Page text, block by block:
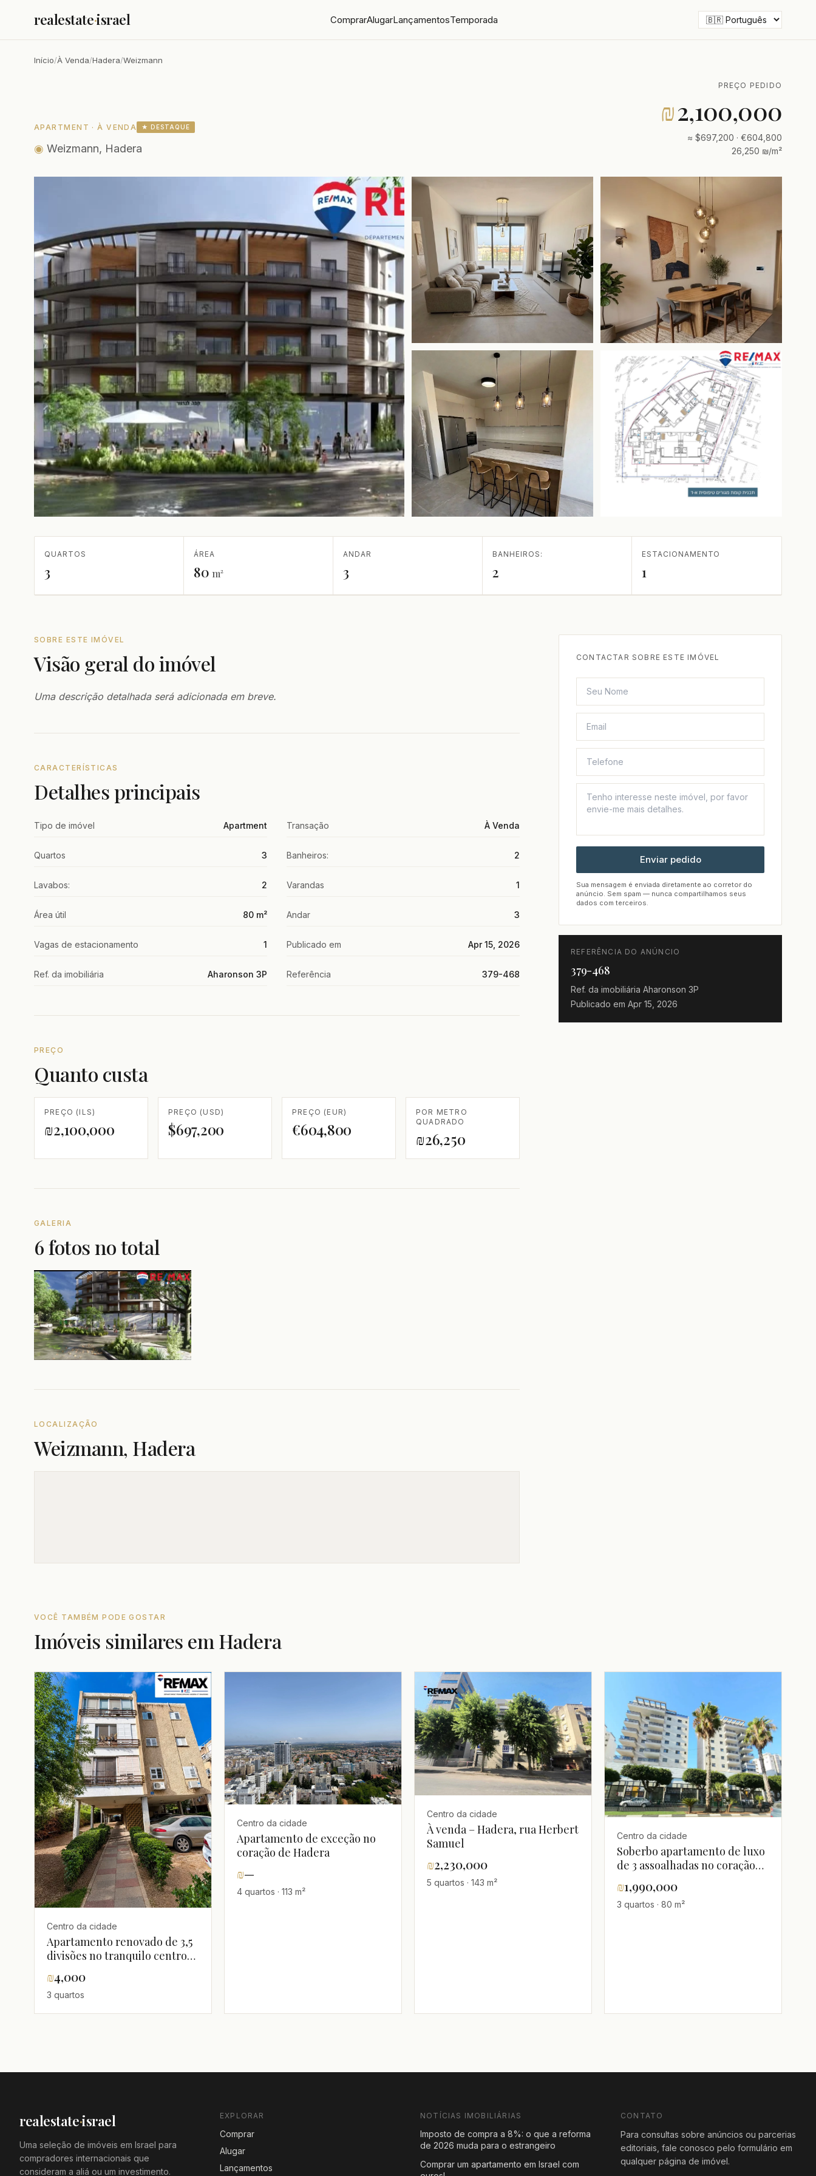
realestate·israel ComprarAlugarLançamentosTemporada
Início/À Venda/Hadera/Weizmann
APARTMENT · À VENDA ★ DESTAQUE
◉ Weizmann, Hadera
PREÇO PEDIDO
₪2,100,000
≈ $697,200 · €604,800
26,250 ₪/m²
QUARTOS
3
ÁREA
80 m²
ANDAR
3
BANHEIROS:
2
ESTACIONAMENTO
1
SOBRE ESTE IMÓVEL
Visão geral do imóvel
Uma descrição detalhada será adicionada em breve.
CARACTERÍSTICAS
Detalhes principais
Tipo de imóvel Apartment Transação À Venda
Quartos 3 Banheiros: 2
Lavabos: 2 Varandas 1
Área útil 80 m² Andar 3
Vagas de estacionamento 1 Publicado em Apr 15, 2026
Ref. da imobiliária Aharonson 3P Referência 379-468
PREÇO
Quanto custa
PREÇO (ILS)
₪2,100,000
PREÇO (USD)
$697,200
PREÇO (EUR)
€604,800
POR METRO
QUADRADO
₪26,250
GALERIA
6 fotos no total
LOCALIZAÇÃO
Weizmann, Hadera
CONTACTAR SOBRE ESTE IMÓVEL
Enviar pedido
Sua mensagem é enviada diretamente ao corretor do
anúncio. Sem spam — nunca compartilhamos seus
dados com terceiros.
REFERÊNCIA DO ANÚNCIO
379-468
Ref. da imobiliária Aharonson 3P
Publicado em Apr 15, 2026
VOCÊ TAMBÉM PODE GOSTAR
Imóveis similares em Hadera
Centro da cidade
Apartamento renovado de 3,5
divisões no tranquilo centro
₪4,000
3 quartos
Centro da cidade
Apartamento de exceção no
coração de Hadera
₪—
4 quartos · 113 m²
Centro da cidade
À venda – Hadera, rua Herbert
Samuel
₪2,230,000
5 quartos · 143 m²
Centro da cidade
Soberbo apartamento de luxo
de 3 assoalhadas no coração
₪1,990,000
3 quartos · 80 m²
realestate·israel
Uma seleção de imóveis em Israel para
compradores internacionais que
consideram a aliá ou um investimento.
EXPLORAR
Comprar
Alugar
Lançamentos
NOTÍCIAS IMOBILIÁRIAS
Imposto de compra a 8%: o que a reforma
de 2026 muda para o estrangeiro
Comprar um apartamento em Israel com
CONTATO
Para consultas sobre anúncios ou parcerias
editoriais, fale conosco pelo formulário em
qualquer página de imóvel.